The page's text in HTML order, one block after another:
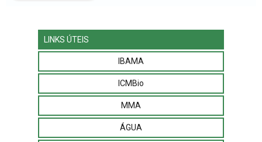
LINKS ÚTEIS
IBAMA
ICMBio
MMA
ÁGUA